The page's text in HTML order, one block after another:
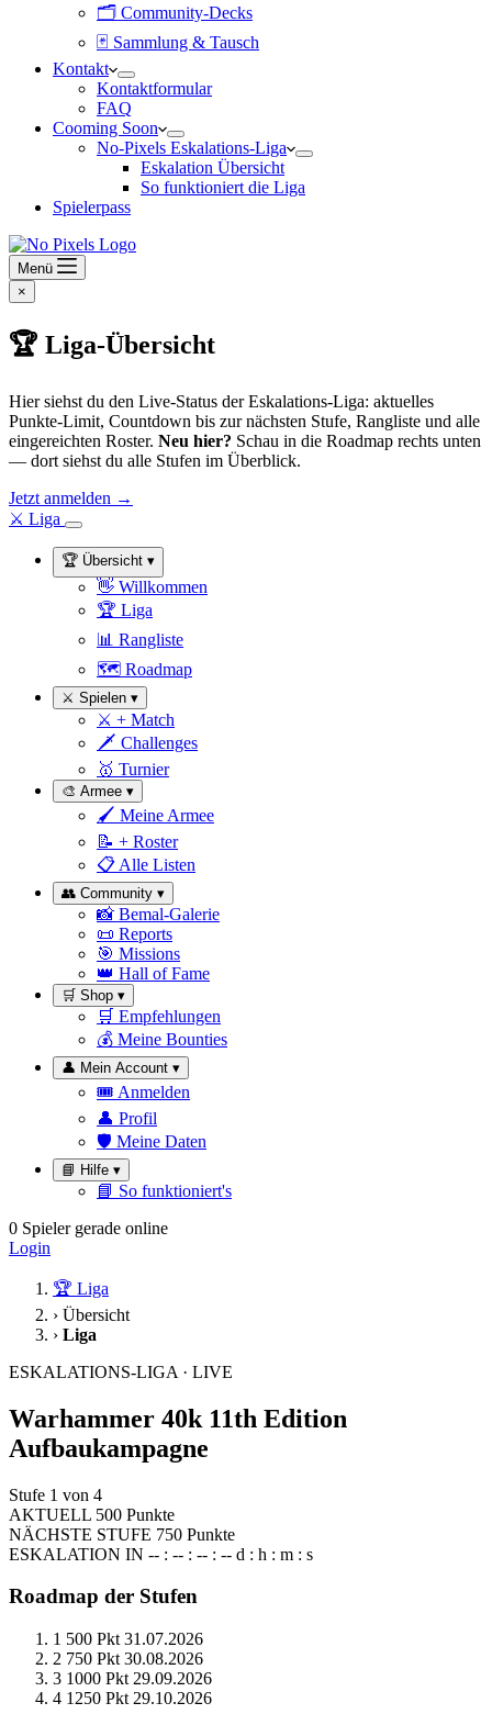
🗂 Community-Decks
🃏 Sammlung & Tausch
Kontakt
Kontaktformular
FAQ
Cooming Soon
No-Pixels Eskalations-Liga
Eskalation Übersicht
So funktioniert die Liga
Spielerpass
Menü
×
🏆 Liga-Übersicht
Hier siehst du den Live-Status der Eskalations-Liga: aktuelles
Punkte-Limit, Countdown bis zur nächsten Stufe, Rangliste und alle
eingereichten Roster. Neu hier? Schau in die Roadmap rechts unten
— dort siehst du alle Stufen im Überblick.
Jetzt anmelden →
⚔ Liga
🏆 Übersicht ▾
👋 Willkommen
🏆 Liga
📊 Rangliste
🗺 Roadmap
⚔ Spielen ▾
⚔ + Match
🗡 Challenges
🥇 Turnier
🎨 Armee ▾
🖌 Meine Armee
📝 + Roster
📋 Alle Listen
👥 Community ▾
📸 Bemal-Galerie
📜 Reports
🎯 Missions
👑 Hall of Fame
🛒 Shop ▾
🛒 Empfehlungen
💰 Meine Bounties
👤 Mein Account ▾
🎟 Anmelden
👤 Profil
🛡 Meine Daten
📘 Hilfe ▾
📘 So funktioniert's
0 Spieler gerade online
Login
🏆 Liga
› Übersicht
› Liga
ESKALATIONS-LIGA · LIVE
Warhammer 40k 11th Edition
Aufbaukampagne
Stufe 1 von 4
AKTUELL 500 Punkte
NÄCHSTE STUFE 750 Punkte
ESKALATION IN -- : -- : -- : -- d : h : m : s
Roadmap der Stufen
1 500 Pkt 31.07.2026
2 750 Pkt 30.08.2026
3 1000 Pkt 29.09.2026
4 1250 Pkt 29.10.2026